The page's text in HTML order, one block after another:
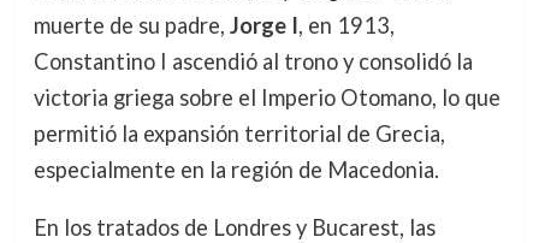
muerte de su padre, Jorge I, en 1913,
Constantino I ascendió al trono y consolidó la
victoria griega sobre el Imperio Otomano, lo que
permitió la expansión territorial de Grecia,
especialmente en la región de Macedonia.
En los tratados de Londres y Bucarest, las